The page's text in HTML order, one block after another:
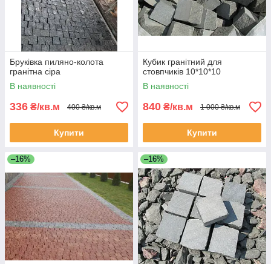
Бруківка пиляно-колота
гранітна сіра
В наявності
336 ₴/кв.м 400 ₴/кв.м
Купити
Кубик гранітний для
стовпчиків 10*10*10
В наявності
840 ₴/кв.м 1 000 ₴/кв.м
Купити
–16% –16%